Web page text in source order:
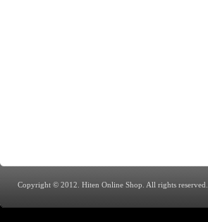
Copyright © 2012. Hiten Online Shop. All rights